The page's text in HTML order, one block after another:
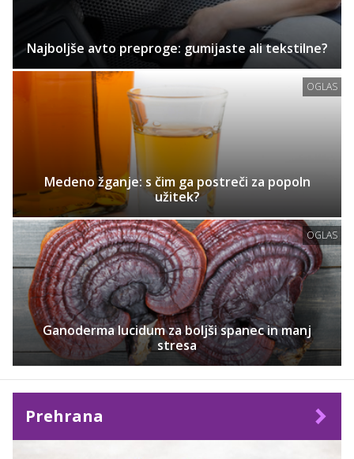
Najboljše avto preproge: gumijaste ali tekstilne?
OGLAS
Medeno žganje: s čim ga postreči za popoln
užitek?
OGLAS
Ganoderma lucidum za boljši spanec in manj
stresa
Prehrana